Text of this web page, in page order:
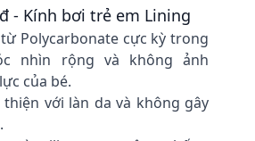
- Kính bơi trẻ em Lining
Polycarbonate cực kỳ trong
nhìn rộng và không ảnh
của bé.
với làn da và không gây